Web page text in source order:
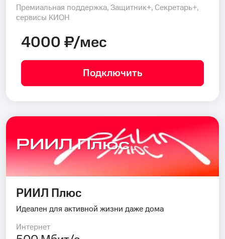
Премиальная поддержка, Защитник+, Секретарь+,
сервисы КИОН
4000 ₽/мес
Подключить
РИИЛ Плюс
РИИЛ Плюс
Идеален для активной жизни даже дома
Интернет